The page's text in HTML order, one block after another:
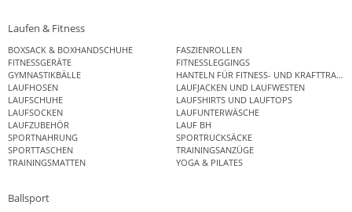
Laufen & Fitness
BOXSACK & BOXHANDSCHUHE
FASZIENROLLEN
FITNESSGERÄTE
FITNESSLEGGINGS
GYMNASTIKBÄLLE
HANTELN FÜR FITNESS- UND
LAUFHOSEN
LAUFJACKEN UND LAUFWESTEN
LAUFSCHUHE
LAUFSHIRTS UND LAUFTOPS
LAUFSOCKEN
LAUFUNTERWÄSCHE
LAUFZUBEHÖR
LAUF BH
SPORTNAHRUNG
SPORTRUCKSÄCKE
SPORTTASCHEN
TRAININGSANZÜGE
TRAININGSMATTEN
YOGA & PILATES
Ballsport